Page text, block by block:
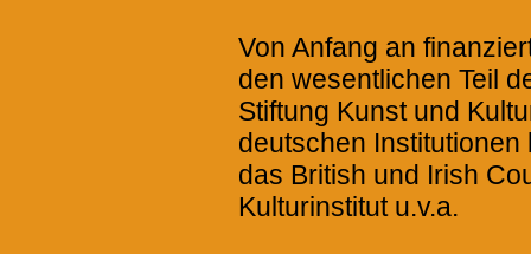
Von Anfang an
den wesentlichen Teil
Stiftung Kunst und
deutschen
das British und Irish
Kulturinstitut u.v.a.